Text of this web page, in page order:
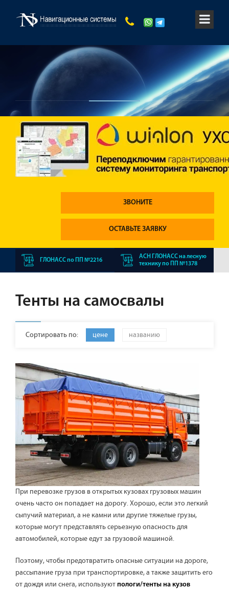
ЗВОНИТЕ
ОСТАВЬТЕ ЗАЯВКУ
ГЛОНАСС по ПП №2216
АСН ГЛОНАСС на лесную
технику по ПП №1378
Тенты на самосвалы
Сортировать по: цене названию
При перевозке грузов в открытых кузовах грузовых машин
очень часто он попадает на дорогу. Хорошо, если это легкий
сыпучий материал, а не камни или другие тяжелые грузы,
которые могут представлять серьезную опасность для
автомобилей, которые едут за грузовой машиной.
Поэтому, чтобы предотвратить опасные ситуации на дороге,
рассыпание груза при транспортировке, а также защитить его
от дождя или снега, используют пологи/тенты на кузов